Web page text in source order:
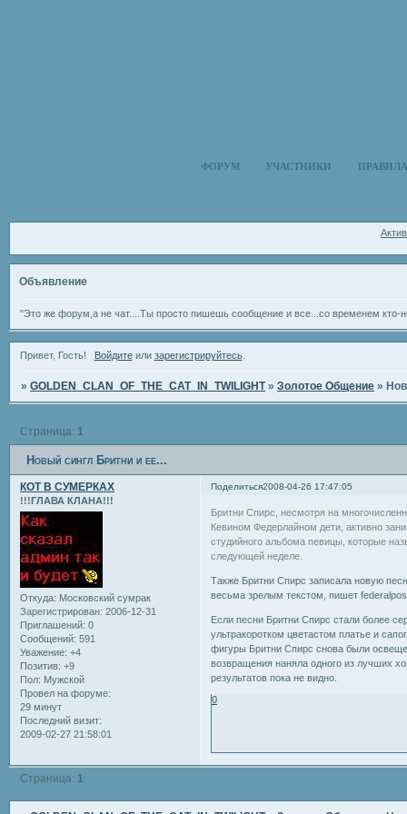
ФОРУМ УЧАСТНИКИ ПРАВИЛА
Объявление
"Это же форум,а не чат....Ты просто пишешь сообщение и все...со временем
Привет, Гость! Войдитеили зарегистрируйтесь.
»GOLDEN_CLAN_OF_THE_CAT_IN_TWILIGHT »Золотое Общение »
Новый сингл Бритни и ее...
Страница: 1
Поделиться2008-04-26 17:47:05
КОТ В СУМЕРКАХ
!!!ГЛАВА КЛАНА!!!
Откуда: Московский сумрак
Зарегистрирован: 2006-12-31
Приглашений: 0
Сообщений: 591
Уважение: +4
Позитив: +9
Пол: Мужской
Провел на форуме:
29 минут
Последний визит:
2009-02-27 21:58:01
Бритни Спирс, несмотря на
Кевином Федерлайном дети, активно
студийного альбома певицы, которые
следующей неделе.
Также Бритни Спирс записала новую
весьма зрелым текстом, пишет
Если песни Бритни Спирс стали более
ультракоротком цветастом платье и
фигуры Бритни Спирс снова были
возвращения наняла одного из лучших
результатов пока не видно.
0
Страница: 1